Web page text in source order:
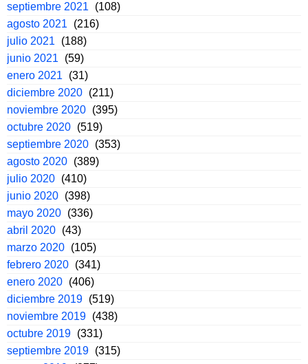
septiembre 2021
(108)
agosto 2021
(216)
julio 2021
(188)
junio 2021
(59)
enero 2021
(31)
diciembre 2020 (211)
noviembre 2020 (395)
octubre 2020 (519)
septiembre 2020 (353)
agosto 2020 (389)
julio 2020 (410)
junio 2020 (398)
mayo 2020 (336)
abril 2020 (43)
marzo 2020 (105)
febrero 2020 (341)
enero 2020 (406)
diciembre 2019 (519)
noviembre 2019 (438)
octubre 2019 (331)
septiembre 2019 (315)